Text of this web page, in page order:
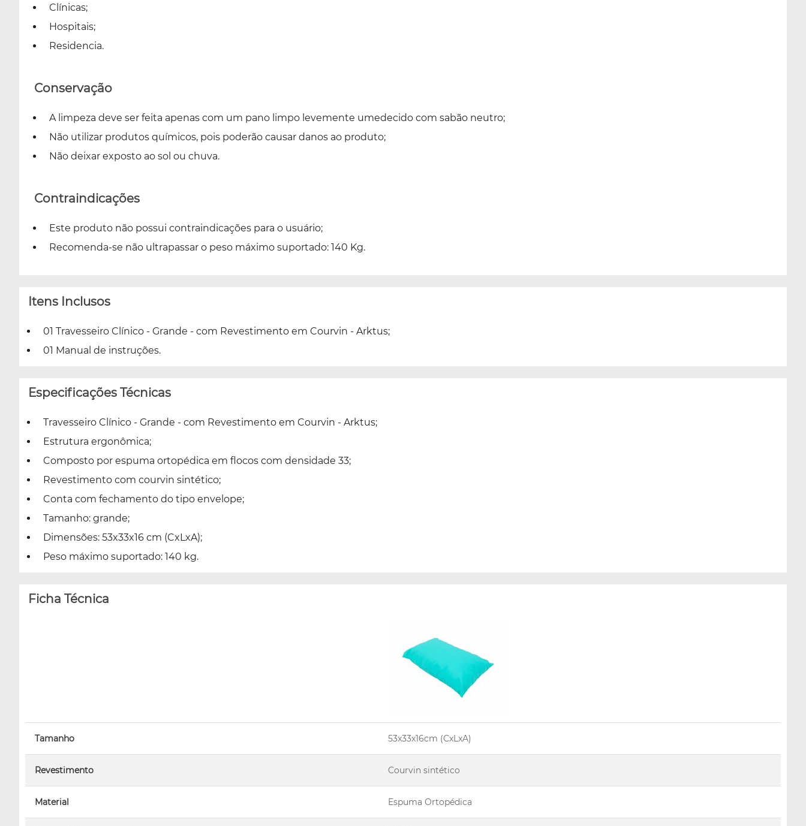
Clínicas;
Hospitais;
Residencia.
Conservação
A limpeza deve ser feita apenas com um pano limpo levemente umedecido com sabão neutro;
Não utilizar produtos químicos, pois poderão causar danos ao produto;
Não deixar exposto ao sol ou chuva.
Contraindicações
Este produto não possui contraindicações para o usuário;
Recomenda-se não ultrapassar o peso máximo suportado: 140 Kg.
Itens Inclusos
01 Travesseiro Clínico - Grande - com Revestimento em Courvin - Arktus;
01 Manual de instruções.
Especificações Técnicas
Travesseiro Clínico - Grande - com Revestimento em Courvin - Arktus;
Estrutura ergonômica;
Composto por espuma ortopédica em flocos com densidade 33;
Revestimento com courvin sintético;
Conta com fechamento do tipo envelope;
Tamanho: grande;
Dimensões: 53x33x16 cm (CxLxA);
Peso máximo suportado: 140 kg.
Ficha Técnica
Tamanho 53x33x16cm (CxLxA)
Revestimento Courvin sintético
Material Espuma Ortopédica